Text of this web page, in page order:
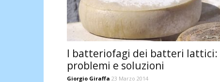
I batteriofagi dei batteri lattici:
problemi e soluzioni
Giorgio Giraffa 23 Marzo 2014